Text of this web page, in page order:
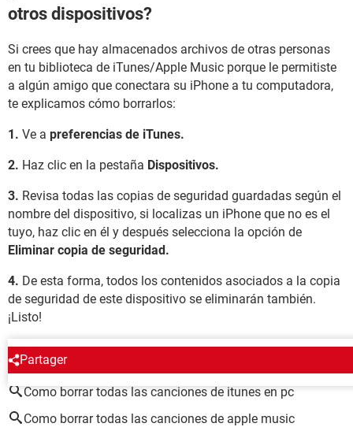
otros dispositivos?
Si crees que hay almacenados archivos de otras personas
en tu biblioteca de iTunes/Apple Music porque le permitiste
a algún amigo que conectara su iPhone a tu computadora,
te explicamos cómo borrarlos:
1. Ve a preferencias de iTunes.
2. Haz clic en la pestaña Dispositivos.
3. Revisa todas las copias de seguridad guardadas según el
nombre del dispositivo, si localizas un iPhone que no es el
tuyo, haz clic en él y después selecciona la opción de
Eliminar copia de seguridad.
4. De esta forma, todos los contenidos asociados a la copia
de seguridad de este dispositivo se eliminarán también.
¡Listo!
Partager
ALREDEDOR DEL MISMO TEMA
Como borrar todas las canciones de itunes en pc
Como borrar todas las canciones de apple music